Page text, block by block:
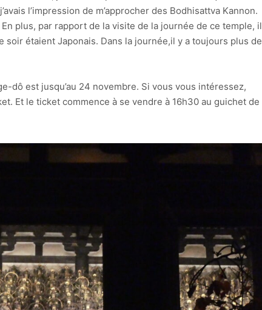
l’impression de m’approcher des Bodhisattva Kannon.
plus, par rapport de la visite de la journée de ce temple, il
étaient Japonais. Dans la journée,il y a toujours plus de
dô est jusqu’au 24 novembre. Si vous vous intéressez,
Et le ticket commence à se vendre à 16h30 au guichet de